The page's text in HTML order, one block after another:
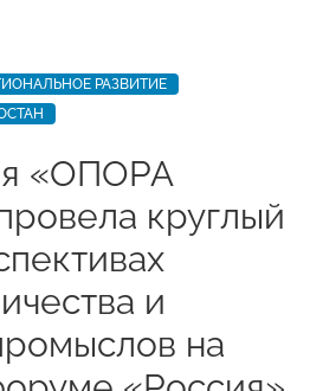
РАЗВИТИЕ
«ОПОРА
круглый
и
на